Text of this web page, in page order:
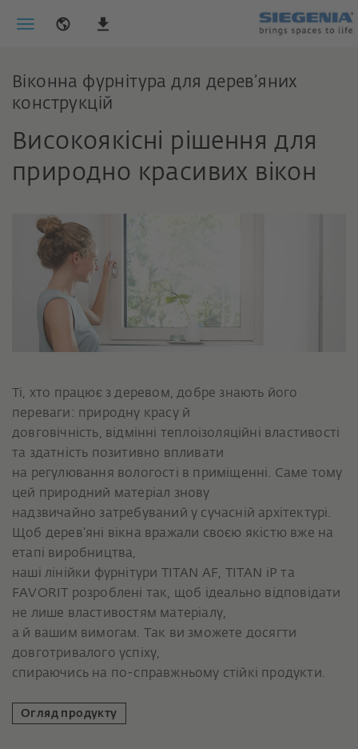
Віконна фурнітура для дерев’яних
конструкцій
Високоякісні рішення для
природно красивих вікон
Ті, хто працює з деревом, добре знають його
переваги: природну красу й
довговічність, відмінні теплоізоляційні властивості
та здатність позитивно впливати
на регулювання вологості в приміщенні. Саме тому
цей природний матеріал знову
надзвичайно затребуваний у сучасній архітектурі.
Щоб дерев’яні вікна вражали своєю якістю вже на
етапі виробництва,
наші лінійки фурнітури TITAN AF, TITAN iP та
FAVORIT розроблені так, щоб ідеально відповідати
не лише властивостям матеріалу,
а й вашим вимогам. Так ви зможете досягти
довготривалого успіху,
спираючись на по-справжньому стійкі продукти.
Огляд продукту